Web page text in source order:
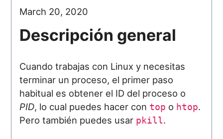
March 20, 2020
Descripción general
Cuando trabajas con Linux y necesitas
terminar un proceso, el primer paso
habitual es obtener el ID del proceso o
PID, lo cual puedes hacer con top o htop.
Pero también puedes usar pkill.